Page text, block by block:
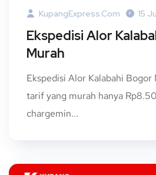
KupangExpress.com 15
Ekspedisi Alor
Murah
Ekspedisi Alor Kalabahi Bogor
tarif yang murah hanya
chargemin...